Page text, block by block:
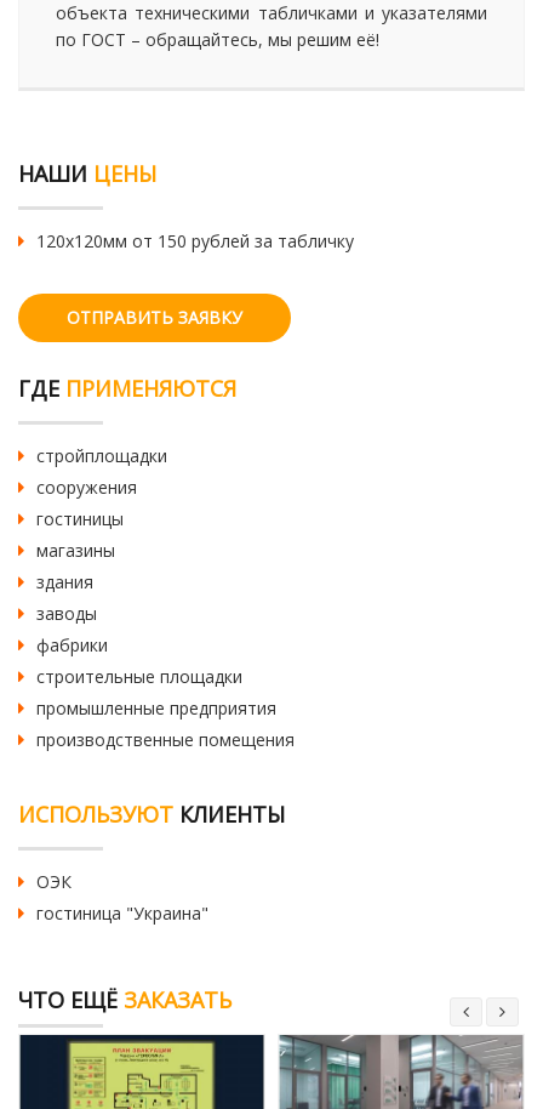
объекта техническими табличками и указателями
по ГОСТ – обращайтесь, мы решим её!
НАШИ ЦЕНЫ
120х120мм от 150 рублей за табличку
ОТПРАВИТЬ ЗАЯВКУ
ГДЕ ПРИМЕНЯЮТСЯ
стройплощадки
сооружения
гостиницы
магазины
здания
заводы
фабрики
строительные площадки
промышленные предприятия
производственные помещения
ИСПОЛЬЗУЮТ КЛИЕНТЫ
ОЭК
гостиница "Украина"
ЧТО ЕЩЁ ЗАКАЗАТЬ